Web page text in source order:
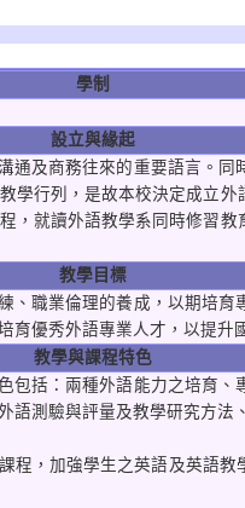
學制
設立與緣起
及商務往來的重要語言。同
學行列，是故本校決定成立
，就讀外語教學系同時修習
教學目標
職業倫理的養成，以期培育
優秀外語專業人才，以提升
教學與課程特色
括：兩種外語能力之培育、
語測驗與評量及教學研究方
程，加強學生之英語及英語